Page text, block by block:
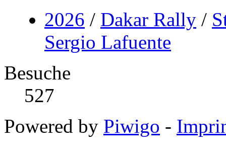
2026 / Dakar Rally /
Sergio Lafuente
Besuche
527
Powered by Piwigo -